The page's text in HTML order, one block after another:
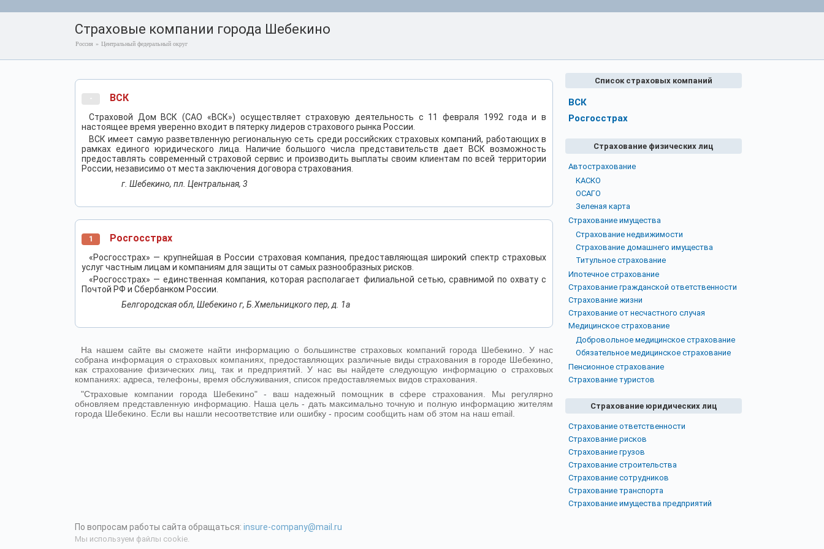
Страховые компании города Шебекино
Россия » Центральный федеральный округ
- ВСК
Страховой Дом ВСК (САО «ВСК») осуществляет страховую деятельность с 11 февраля 1992 года и в
настоящее время уверенно входит в пятерку лидеров страхового рынка России.
ВСК имеет самую разветвленную региональную сеть среди российских страховых компаний, работающих в
рамках единого юридического лица. Наличие большого числа представительств дает ВСК возможность
предоставлять современный страховой сервис и производить выплаты своим клиентам по всей территории
России, независимо от места заключения договора страхования.
г. Шебекино, пл. Центральная, 3
1 Росгосстрах
«Росгосстрах» — крупнейшая в России страховая компания, предоставляющая широкий спектр страховых
услуг частным лицам и компаниям для защиты от самых разнообразных рисков.
«Росгосстрах» — единственная компания, которая располагает филиальной сетью, сравнимой по охвату с
Почтой РФ и Сбербанком России.
Белгородская обл, Шебекино г, Б.Хмельницкого пер, д. 1а
На нашем сайте вы сможете найти информацию о большинстве страховых компаний города Шебекино. У нас
собрана информация о страховых компаниях, предоставляющих различные виды страхования в городе Шебекино,
как страхование физических лиц, так и предприятий. У нас вы найдете следующую информацию о страховых
компаниях: адреса, телефоны, время обслуживания, список предоставляемых видов страхования.
"Страховые компании города Шебекино" - ваш надежный помощник в сфере страхования. Мы регулярно
обновляем представленную информацию. Наша цель - дать максимально точную и полную информацию жителям
города Шебекино. Если вы нашли несоответствие или ошибку - просим сообщить нам об этом на наш email.
Список страховых компаний
ВСК
Росгосстрах
Страхование физических лиц
Автострахование
КАСКО
ОСАГО
Зеленая карта
Страхование имущества
Страхование недвижимости
Страхование домашнего имущества
Титульное страхование
Ипотечное страхование
Страхование гражданской ответственности
Страхование жизни
Страхование от несчастного случая
Медицинское страхование
Добровольное медицинское страхование
Обязательное медицинское страхование
Пенсионное страхование
Страхование туристов
Страхование юридических лиц
Страхование ответственности
Страхование рисков
Страхование грузов
Страхование строительства
Страхование сотрудников
Страхование транспорта
Страхование имущества предприятий
По вопросам работы сайта обращаться: insure-company@mail.ru
Мы используем файлы cookie.